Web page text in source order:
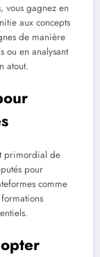
vous gagnez en
aux concepts
de manière
ou en analysant
atout.
primordial de
pour
comme